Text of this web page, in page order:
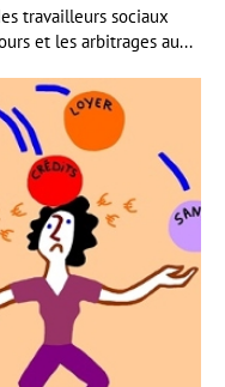
travailleurs sociaux
et les arbitrages au...